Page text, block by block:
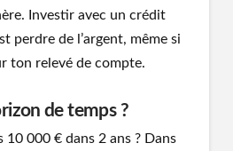
Investir avec un crédit
perdre de l’argent, même si
ton relevé de compte.
de temps ?
10 000 € dans 2 ans ? Dans